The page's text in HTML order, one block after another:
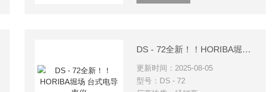
DS - 72全新！！HORIBA堀场 台式电导率仪
更新时间：2025-08-05
型号：DS - 72